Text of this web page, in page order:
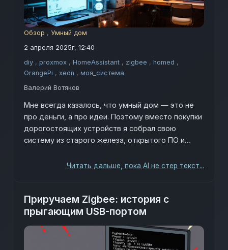
Обзор , Умный дом
2 апреля 2025г, 12:40
diy ,proxmox ,HomeAssistant , zigbee ,homed ,
OrangePi ,xeon ,моя_система
Валерий Вотяков
Мне всегда казалось, что умный дом — это не
про деньги, а про идеи. Поэтому вместо покупки
дорогостоящих устройств я собрал свою
систему из старого железа, открытого ПО и
берлога", которая сегодня успешно управляет
Читать дальше, пока AI не стер текст...
Приручаем Zigbee: история с
прыгающим USB-портом